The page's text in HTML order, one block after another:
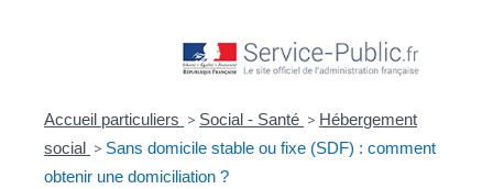
Accueil particuliers > Social - Santé > Hébergement
social > Sans domicile stable ou fixe (SDF) : comment
obtenir une domiciliation ?